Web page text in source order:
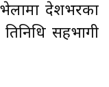
देशभरका
सहभागी